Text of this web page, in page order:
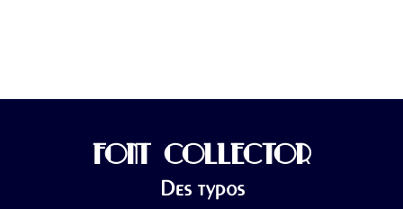
FONT COLLECTOR
Des typos